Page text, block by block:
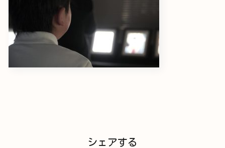
シェアする